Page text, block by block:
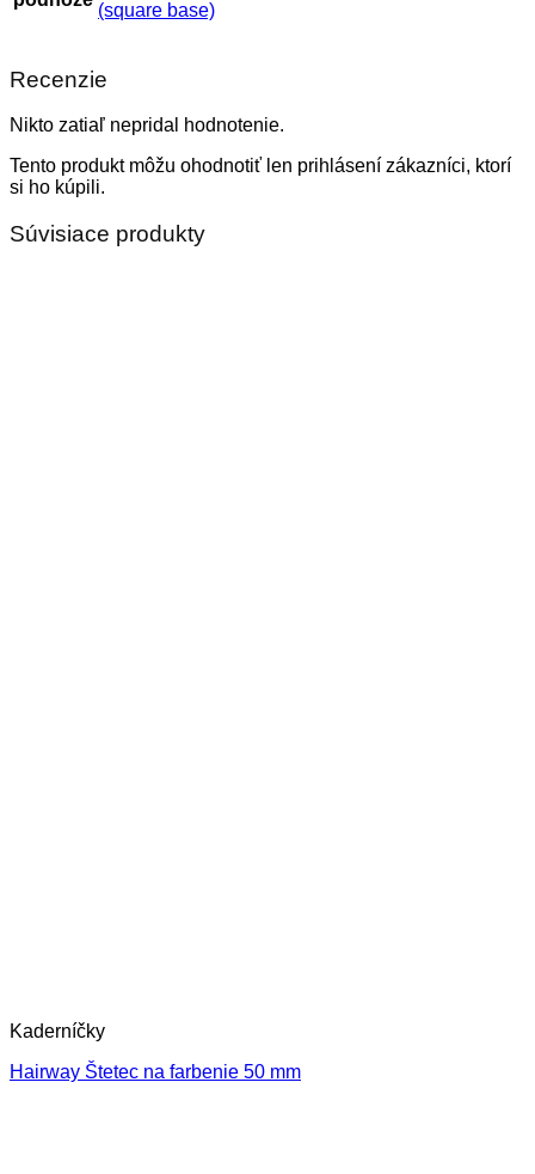
(square base)
Recenzie
Nikto zatiaľ nepridal hodnotenie.
Tento produkt môžu ohodnotiť len prihlásení zákazníci, ktorí
si ho kúpili.
Súvisiace produkty
Kaderníčky
Hairway Štetec na farbenie 50 mm